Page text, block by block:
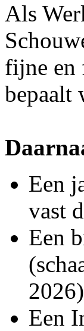
Als
fijne en
bepaalt
Een
vast
Een
Een